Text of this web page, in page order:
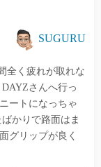
SUGURU
全く疲れが取れな
さんへ行っ
ートになっちゃ
かりで路面はま
グリップが良く